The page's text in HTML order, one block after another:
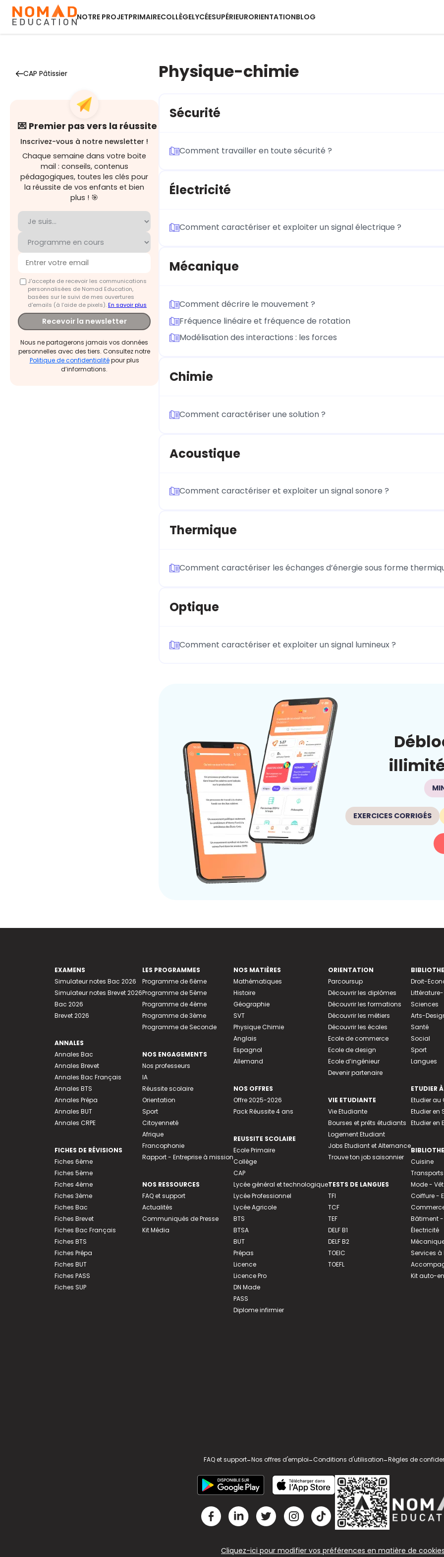
NOTRE PROJETPRIMAIRECOLLÈGELYCÉESUPÉRIEURORIENTATIONBLOG
CAP Pâtissier
💌 Premier pas vers la réussite
Inscrivez-vous à notre newsletter !
Chaque semaine dans votre boite
mail : conseils, contenus
pédagogiques, toutes les clés pour
la réussite de vos enfants et bien
plus ! 🎯
J'accepte de recevoir les communications
personnalisées de Nomad Education,
basées sur le suivi de mes ouvertures
d'emails (à l’aide de pixels).En savoir plus
Recevoir la newsletter
Nous ne partagerons jamais vos données
personnelles avec des tiers. Consultez notre
Politique de confidentialitépour plus
d’informations.
Physique-chimie
Sécurité
Comment travailler en toute sécurité ?
Électricité
Comment caractériser et exploiter un signal électrique ?
Mécanique
Comment décrire le mouvement ?
Fréquence linéaire et fréquence de rotation
Modélisation des interactions : les forces
Chimie
Comment caractériser une solution ?
Acoustique
Comment caractériser et exploiter un signal sonore ?
Thermique
Comment caractériser les échanges d’énergie sous forme
Optique
Comment caractériser et exploiter un signal lumineux ?
EXERCICES CORRIGÉS
EXAMENS
Simulateur notes Bac 2026
Simulateur notes Brevet 2026
Bac 2026
Brevet 2026
ANNALES
Annales Bac
Annales Brevet
Annales Bac Français
Annales BTS
Annales Prépa
Annales BUT
Annales CRPE
FICHES DE RÉVISIONS
Fiches 6ème
Fiches 5ème
Fiches 4ème
Fiches 3ème
Fiches Bac
Fiches Brevet
Fiches Bac Français
Fiches BTS
Fiches Prépa
Fiches BUT
Fiches PASS
Fiches SUP
LES PROGRAMMES
Programme de 6ème
Programme de 5ème
Programme de 4ème
Programme de 3ème
Programme de Seconde
NOS ENGAGEMENTS
Nos professeurs
IA
Réussite scolaire
Orientation
Sport
Citoyenneté
Afrique
Francophonie
Rapport - Entreprise à mission
NOS RESSOURCES
FAQ et support
Actualités
Communiqués de Presse
Kit Média
NOS MATIÈRES
Mathématiques
Histoire
Géographie
SVT
Physique Chimie
Anglais
Espagnol
Allemand
NOS OFFRES
Offre 2025-2026
Pack Réussite 4 ans
REUSSITE SCOLAIRE
Ecole Primaire
Collège
CAP
Lycée général et technologique
Lycée Professionnel
Lycée Agricole
BTS
BTSA
BUT
Prépas
Licence
Licence Pro
DN Made
PASS
Diplome infirmier
ORIENTATION
Parcoursup
Découvrir les diplômes
Découvrir les formations
Découvrir les métiers
Découvrir les écoles
Ecole de commerce
Ecole de design
Ecole d’ingénieur
Devenir partenaire
VIE ETUDIANTE
Vie Etudiante
Bourses et prêts étudiants
Logement Etudiant
Jobs Etudiant et Alternance
Trouve ton job saisonnier
TESTS DE LANGUES
TFI
TCF
TEF
DELF B1
DELF B2
TOEIC
TOEFL
Droit-
Sciences
Arts-
Santé
Social
Sport
Langues
ETUDIER
Etudier
Etudier en
Etudier en
Cuisine
Transports
Mode -
Coiffure -
Bâtiment
Électricité
Services
Kit auto-
FAQ et support-Nos offres d'emploi-Conditions d'utilisation-Règles de
Cliquez-ici pour modifier vos préférences en matière de